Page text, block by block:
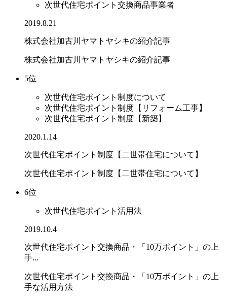
次世代住宅ポイント交換商品事業者
2019.8.21
株式会社加古川ヤマトヤシキの紹介記事
株式会社加古川ヤマトヤシキの紹介記事
5位
次世代住宅ポイント制度について
次世代住宅ポイント制度【リフォーム工事】
次世代住宅ポイント制度【新築】
2020.1.14
次世代住宅ポイント制度【二世帯住宅について】
次世代住宅ポイント制度【二世帯住宅について】
6位
次世代住宅ポイント活用法
2019.10.4
次世代住宅ポイント交換商品・「10万ポイント」の上
手...
次世代住宅ポイント交換商品・「10万ポイント」の上
手な活用方法